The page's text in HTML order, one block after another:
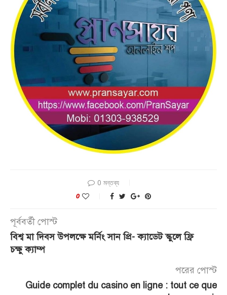
0 মন্তব্য
0
পূর্ববর্তী পোস্ট
বিশ্ব মা দিবস উপলক্ষে মর্নিং সান প্রি- ক্যাডেট স্কুলে ফ্রি
চক্ষু ক্যাম্প
পরের পোস্ট
Guide complet du casino en ligne : tout ce que